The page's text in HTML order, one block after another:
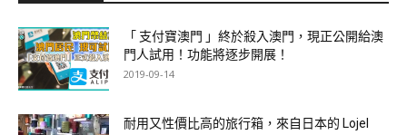
「 支付寶澳門 」終於殺入澳門，現正公開給澳
門人試用！功能將逐步開展！
2019-09-14
耐用又性價比高的旅行箱，來自日本的 Lojel